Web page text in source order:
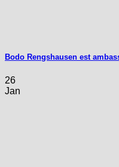
Bodo Rengshausen est
26
Jan